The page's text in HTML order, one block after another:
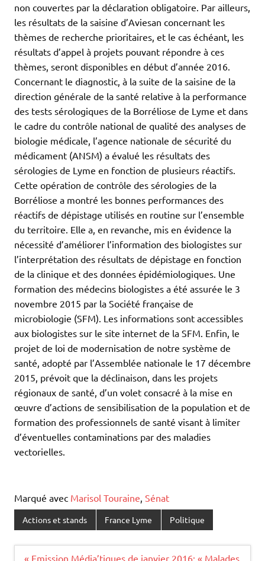
non couvertes par la déclaration obligatoire. Par ailleurs,
les résultats de la saisine d’Aviesan concernant les
thèmes de recherche prioritaires, et le cas échéant, les
résultats d’appel à projets pouvant répondre à ces
thèmes, seront disponibles en début d’année 2016.
Concernant le diagnostic, à la suite de la saisine de la
direction générale de la santé relative à la performance
des tests sérologiques de la Borréliose de Lyme et dans
le cadre du contrôle national de qualité des analyses de
biologie médicale, l’agence nationale de sécurité du
médicament (ANSM) a évalué les résultats des
sérologies de Lyme en fonction de plusieurs réactifs.
Cette opération de contrôle des sérologies de la
Borréliose a montré les bonnes performances des
réactifs de dépistage utilisés en routine sur l’ensemble
du territoire. Elle a, en revanche, mis en évidence la
nécessité d’améliorer l’information des biologistes sur
l’interprétation des résultats de dépistage en fonction
de la clinique et des données épidémiologiques. Une
formation des médecins biologistes a été assurée le 3
novembre 2015 par la Société française de
microbiologie (SFM). Les informations sont accessibles
aux biologistes sur le site internet de la SFM. Enfin, le
projet de loi de modernisation de notre système de
santé, adopté par l’Assemblée nationale le 17 décembre
2015, prévoit que la déclinaison, dans les projets
régionaux de santé, d’un volet consacré à la mise en
œuvre d’actions de sensibilisation de la population et de
formation des professionnels de santé visant à limiter
d’éventuelles contaminations par des maladies
vectorielles.
Marqué avec Marisol Touraine Sénat
Actions et stands France Lyme Politique
Navigation
« Emission Média’tiques de janvier 2016: « Malades